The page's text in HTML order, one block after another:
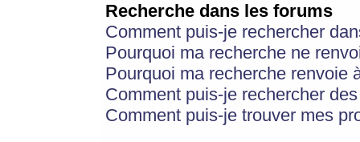
Recherche dans les forums
Comment puis-je rechercher
Pourquoi ma recherche ne
Pourquoi ma recherche renvoie
Comment puis-je rechercher
Comment puis-je trouver mes